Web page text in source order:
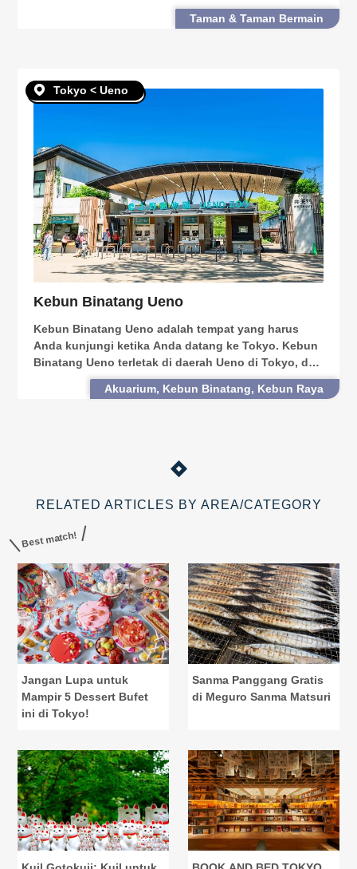
tertua di Jepang ini terletak tepat di luar Stasiun
Ueno (Ueno Station). Di sini, alam, seni dan sejara
Taman & Taman Bermain
Tokyo < Ueno
Kebun Binatang Ueno
Kebun Binatang Ueno adalah tempat yang harus
Anda kunjungi ketika Anda datang ke Tokyo. Kebun
Binatang Ueno terletak di daerah Ueno di Tokyo, dan
dikenal untuk penampilan panda-nya, yang sangat
langka bukan hanya di Jepang, tetapi juga di dunia.
Akuarium, Kebun Binatang, Kebun Raya
RELATED ARTICLES BY AREA/CATEGORY
Best match!
Jangan Lupa untuk
Mampir 5 Dessert Bufet
ini di Tokyo!
Sanma Panggang Gratis
di Meguro Sanma Matsuri